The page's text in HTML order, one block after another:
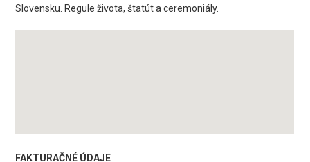
Slovensku. Regule života, štatút a ceremoniály.
FAKTURAČNÉ ÚDAJE